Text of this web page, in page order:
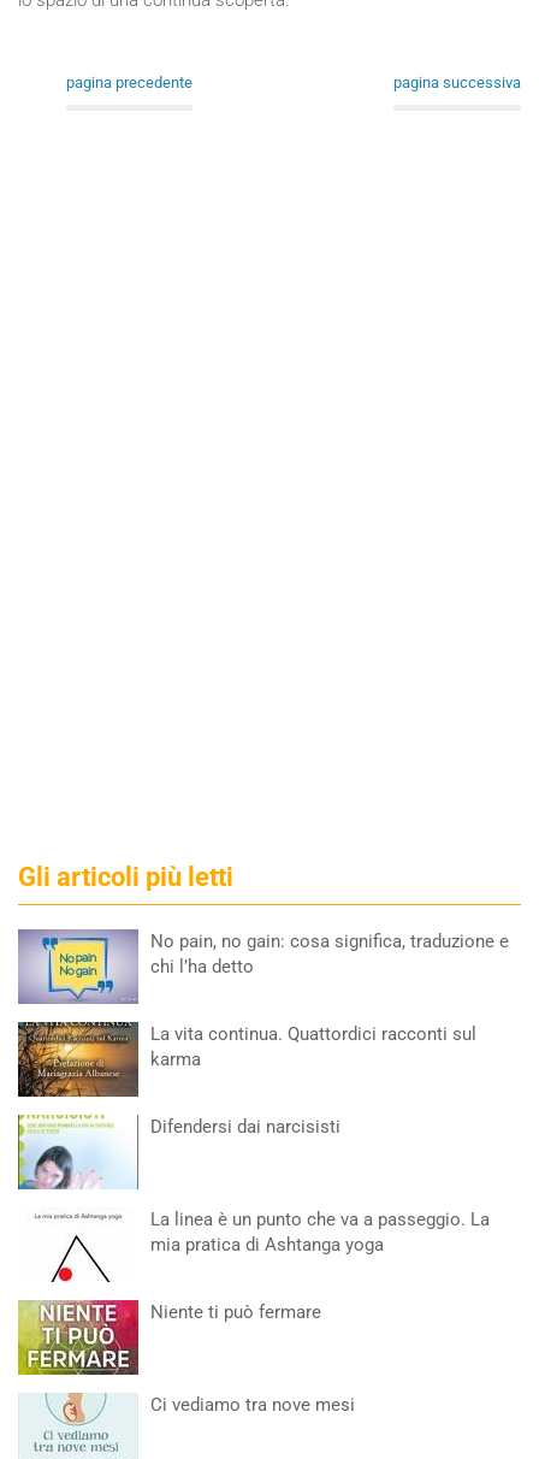
pagina precedente pagina successiva
Gli articoli più letti
No pain, no gain: cosa significa, traduzione e
chi l’ha detto
La vita continua. Quattordici racconti sul
karma
Difendersi dai narcisisti
La linea è un punto che va a passeggio. La
mia pratica di Ashtanga yoga
Niente ti può fermare
Ci vediamo tra nove mesi